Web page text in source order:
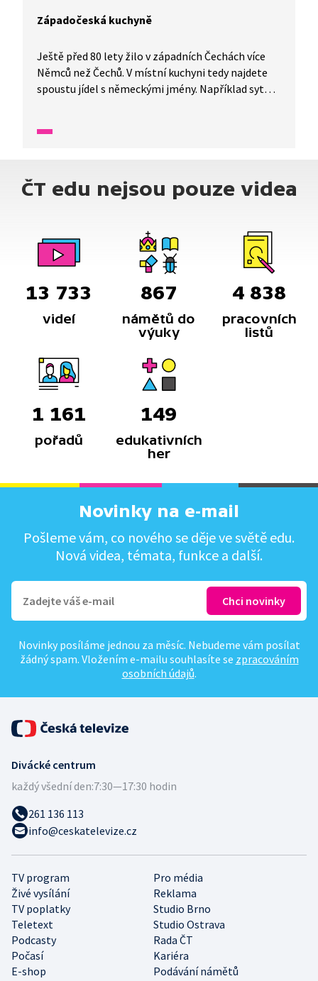
Západočeská kuchyně
Ještě před 80 lety žilo v západních Čechách více
Němců než Čechů. V místní kuchyni tedy najdete
spoustu jídel s německými jmény. Například sytou
a špekové knedlíky.
ČT edu nejsou pouze videa
13 733
videí
867
námětů do
výuky
4 838
pracovních
listů
1 161
pořadů
149
edukativních
her
Novinky na e-mail
Pošleme vám, co nového se děje ve světě edu.
Nová videa, témata, funkce a další.
Novinky posíláme jednou za měsíc. Nebudeme vám posílat
žádný spam. Vložením e-mailu souhlasíte se zpracováním
osobních údajů.